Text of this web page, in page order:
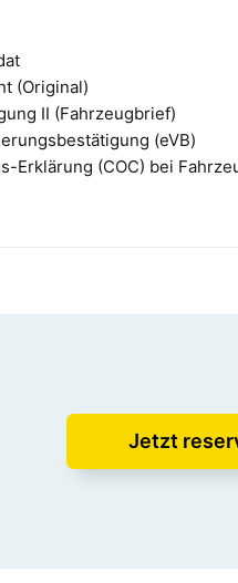
(Original)
II (Fahrzeugbrief)
(eVB)
Erklärung (COC) bei
Jetzt